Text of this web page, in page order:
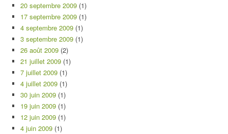
20 septembre 2009 (1)
17 septembre 2009 (1)
4 septembre 2009 (1)
3 septembre 2009 (1)
26 août 2009 (2)
21 juillet 2009 (1)
7 juillet 2009 (1)
4 juillet 2009 (1)
30 juin 2009 (1)
19 juin 2009 (1)
12 juin 2009 (1)
4 juin 2009 (1)